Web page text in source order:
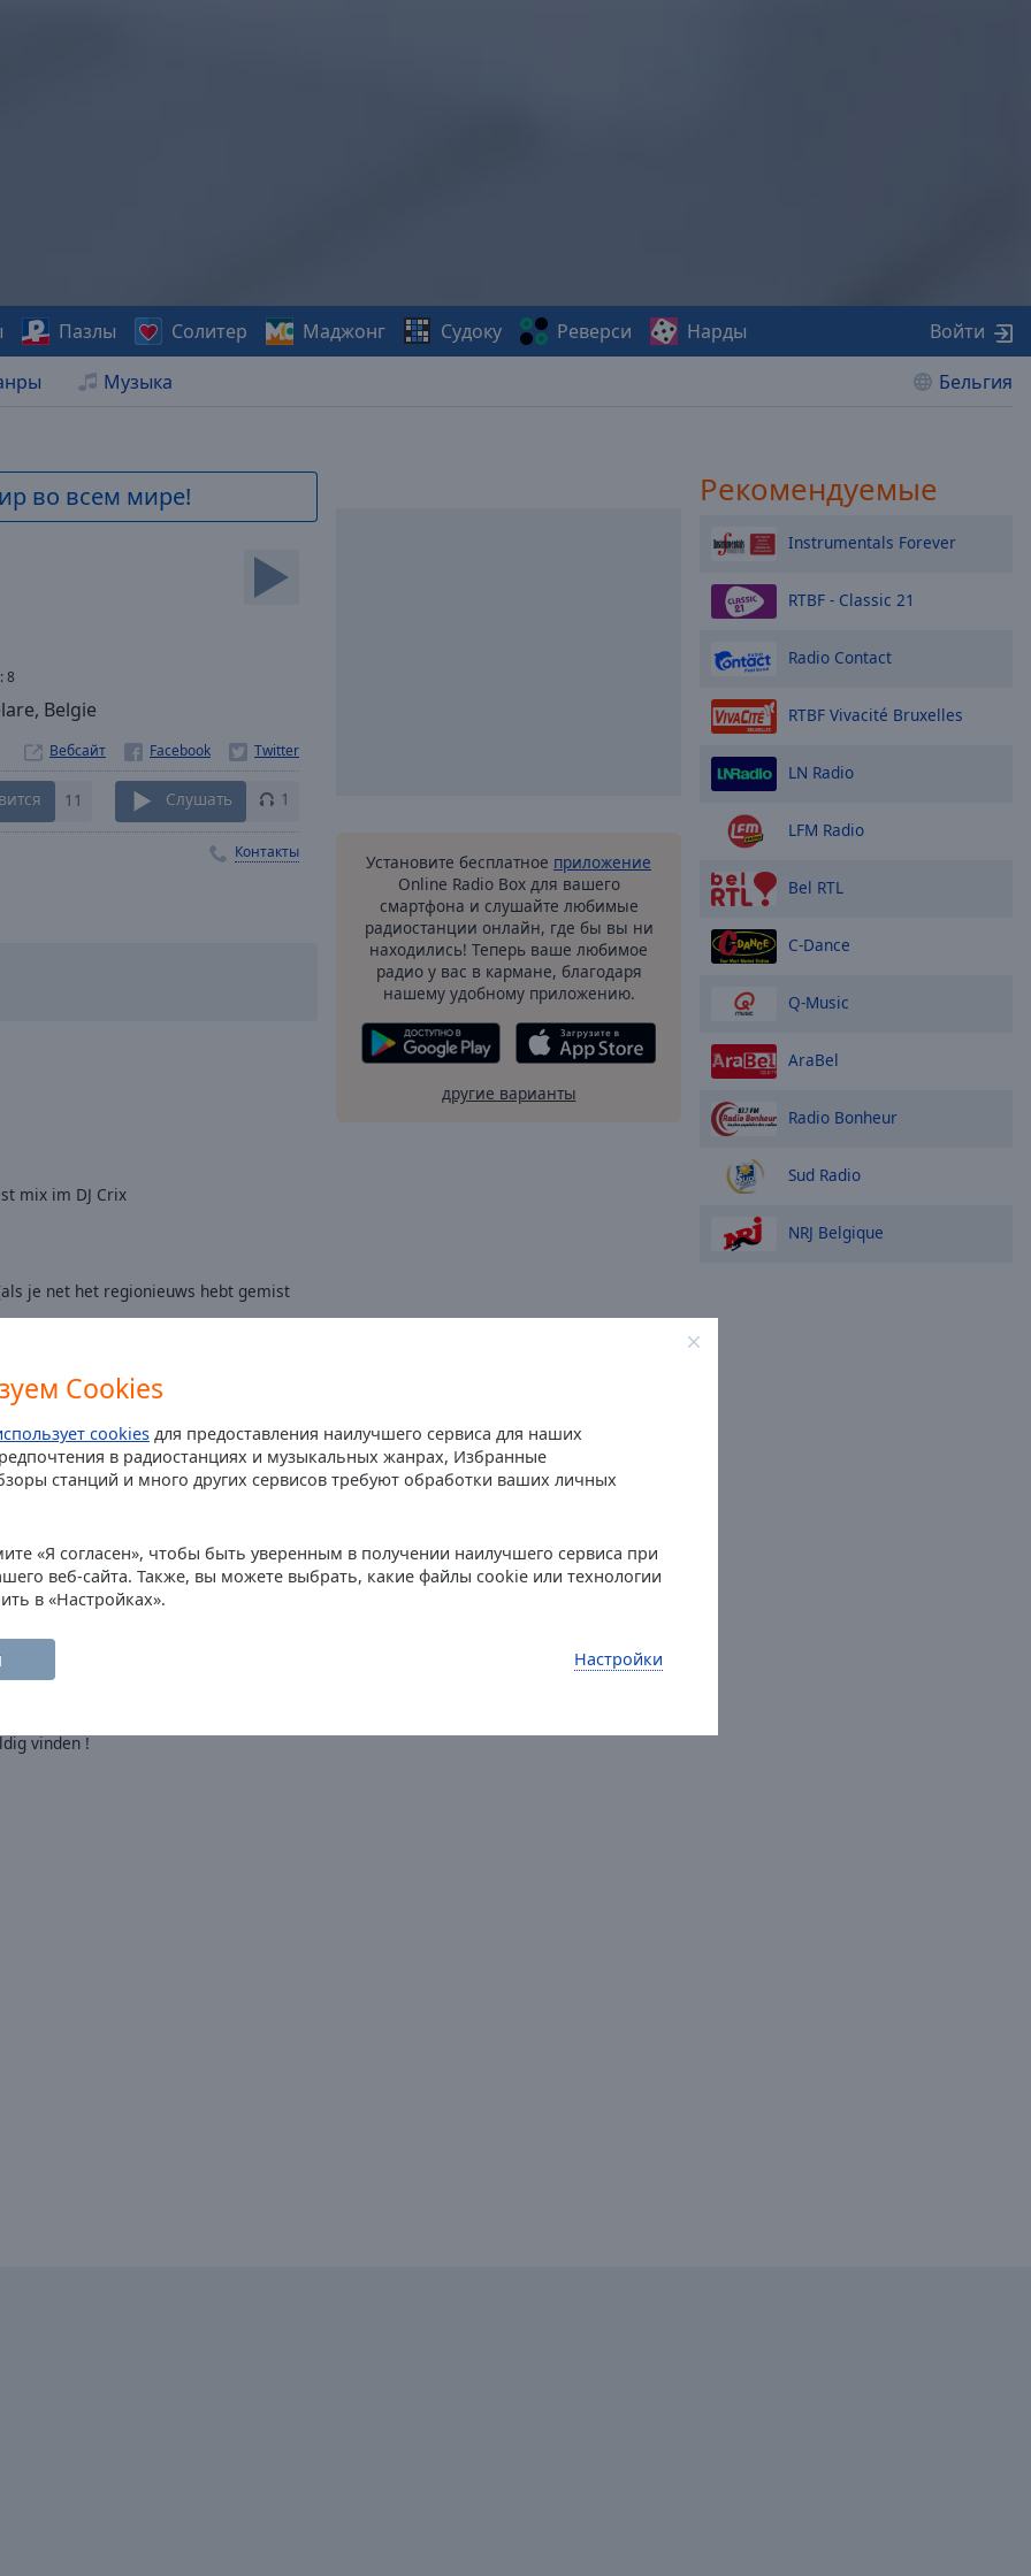
Cookies
cookies для предоставления наилучшего сервиса для наших
в радиостанциях и музыкальных жанрах, Избранные
станций и много других сервисов требуют обработки ваших личных
«Я согласен», чтобы быть уверенным в получении наилучшего сервиса при
веб-сайта. Также, вы можете выбрать, какие файлы cookie или технологии
в «Настройках».
Настройки
Музыка Бельгия
Пазлы Солитер Маджонг Судоку Реверси Нарды Войти
во всем мире!
:8
Belgie
Вебсайт
11 Слушать 1
Контакты
mix im DJ Crix
je net het regionieuws hebt gemist
🎉🎉 Zou zo terug gaan als er een
mensen die van muziek houden
vinden !
Установите бесплатное приложение
Online Radio Box для вашего
смартфона и слушайте любимые
радиостанции онлайн, где бы вы ни
находились! Теперь ваше любимое
радио у вас в кармане, благодаря
нашему удобному приложению.
другие варианты
Рекомендуемые
Instrumentals Forever
RTBF - Classic 21
Radio Contact
RTBF Vivacité Bruxelles
LN Radio
LFM Radio
Bel RTL
C-Dance
Q-Music
AraBel
Radio Bonheur
Sud Radio
NRJ Belgique